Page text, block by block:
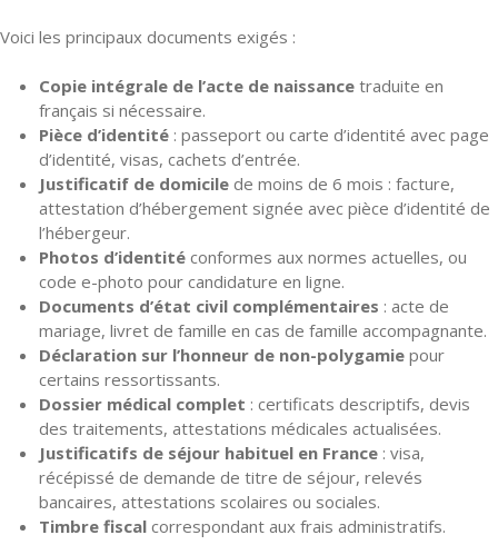
Voici les principaux documents exigés :
Copie intégrale de l’acte de naissance traduite en
français si nécessaire.
Pièce d’identité : passeport ou carte d’identité avec page
d’identité, visas, cachets d’entrée.
Justificatif de domicile de moins de 6 mois : facture,
attestation d’hébergement signée avec pièce d’identité de
l’hébergeur.
Photos d’identité conformes aux normes actuelles, ou
code e-photo pour candidature en ligne.
Documents d’état civil complémentaires : acte de
mariage, livret de famille en cas de famille accompagnante.
Déclaration sur l’honneur de non-polygamie pour
certains ressortissants.
Dossier médical complet : certificats descriptifs, devis
des traitements, attestations médicales actualisées.
Justificatifs de séjour habituel en France : visa,
récépissé de demande de titre de séjour, relevés
bancaires, attestations scolaires ou sociales.
Timbre fiscal correspondant aux frais administratifs.